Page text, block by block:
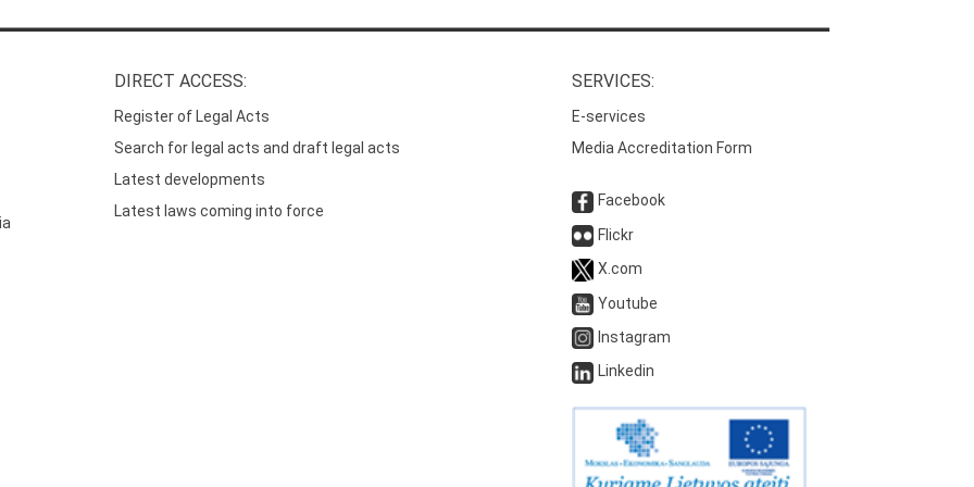
DIRECT ACCESS:
Register of Legal Acts
Search for legal acts and draft legal acts
Latest developments
Latest laws coming into force
SERVICES:
E-services
Media Accreditation Form
Facebook
Flickr
X.com
Youtube
Instagram
Linkedin